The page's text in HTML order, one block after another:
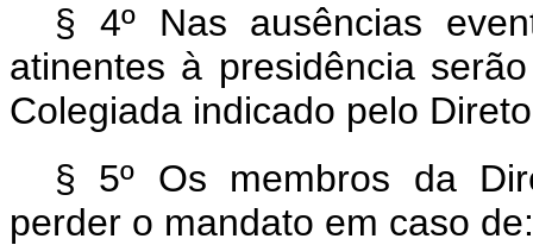
§ 4º Nas ausências
atinentes à presidência
Colegiada indicado pelo
§ 5º Os membros da
perder o mandato em caso de: